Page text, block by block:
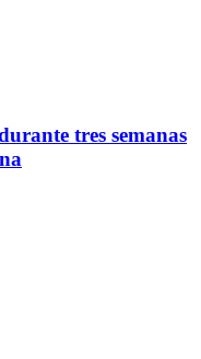
tres semanas